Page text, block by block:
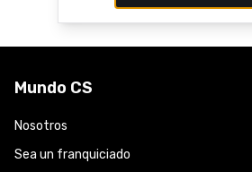
Mundo CS
Nosotros
Sea un franquiciado